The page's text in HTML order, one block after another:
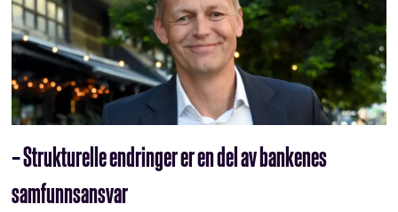
– Strukturelle endringer er en del av bankenes
samfunnsansvar